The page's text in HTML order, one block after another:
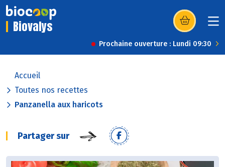
Biovalys (s’ouvre dans
Prochaine ouverture : Lundi 09:30
Accueil
Toutes nos recettes
Panzanella aux haricots
Partager sur